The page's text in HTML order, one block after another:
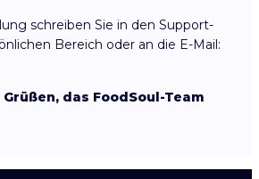
schreiben Sie in den Support-
Bereich oder an die E-Mail:
das FoodSoul-Team